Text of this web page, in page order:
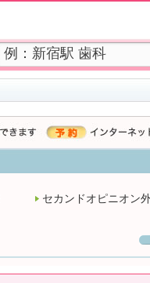
セカンドオピニオン